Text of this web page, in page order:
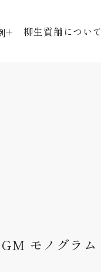
柳生質舗について
モノグラム